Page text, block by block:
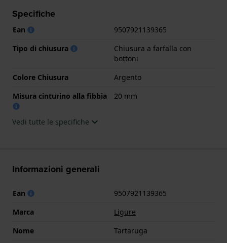
Specifiche
Ean
9507921139365
Tipo di chiusura
Chiusura a farfalla con
bottoni
Colore Chiusura
Argento
Misura cinturino alla fibbia
20 mm
Vedi tutte le specifiche
Informazioni generali
Ean
9507921139365
Marca
Ligure
Nome
Tartaruga